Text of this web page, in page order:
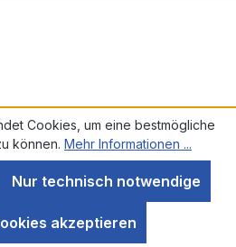
Cookies, um eine bestmögliche
können. Mehr Informationen ...
Nur technisch notwendige
akzeptieren
ebay.de, amazon.de, shopvote.de ⓘ
der Bewertungen